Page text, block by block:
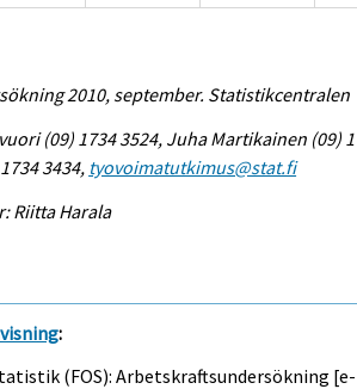
2010, september. Statistikcentralen
(09) 1734 3524, Juha Martikainen (09)
3434, tyovoimatutkimus@stat.fi
Riitta Harala
:
(FOS): Arbetskraftsundersökning [e-